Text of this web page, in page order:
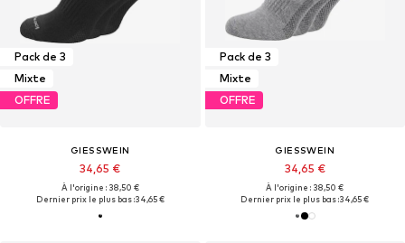
Pack de 3
Mixte
OFFRE
GIESSWEIN
34,65 €
À l'origine : 38,50 €
Dernier prix le plus bas :34,65 €
Pack de 3
Mixte
OFFRE
GIESSWEIN
34,65 €
À l'origine : 38,50 €
Dernier prix le plus bas :34,65 €